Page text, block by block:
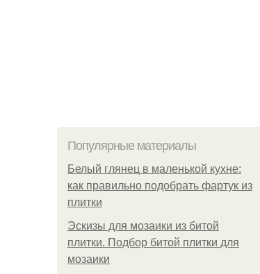
Популярные материалы
Белый глянец в маленькой кухне:
как правильно подобрать фартук из
плитки
Эскизы для мозаики из битой
плитки. Подбор битой плитки для
мозаики